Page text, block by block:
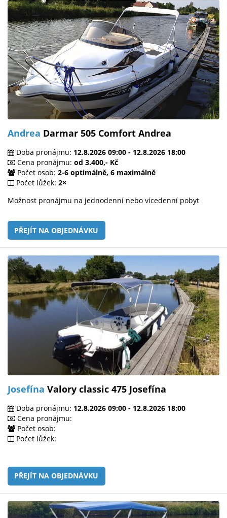
Andrea Darmar 505 Comfort Andrea
Doba pronájmu: 12.8.2026 09:00 - 12.8.2026 18:00
Cena pronájmu: od 3.400,- Kč
Počet osob: 2-6 optimálně, 6 maximálně
Počet lůžek: 2×
Možnost pronájmu na jednodenní nebo vícedenní pobyt
PŘEJÍT NA OBJEDNÁVKU
Josefína Valory classic 475 Josefína
Doba pronájmu: 12.8.2026 09:00 - 12.8.2026 18:00
Cena pronájmu:
Počet osob:
Počet lůžek:
PŘEJÍT NA OBJEDNÁVKU